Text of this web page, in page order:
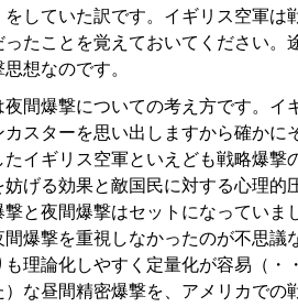
していた訳です。イギリス空軍は
たことを覚えておいてください。
想なのです。
間爆撃についての考え方です。イ
スターを思い出しますから確かに
イギリス空軍といえども戦略爆撃
げる効果と敵国民に対する心理的
と夜間爆撃はセットになっていま
爆撃を重視しなかったのが不思議
理論化しやすく定量化が容易（・
な昼間精密爆撃を、アメリカでの